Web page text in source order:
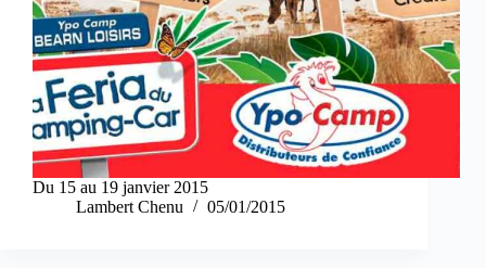
Du 15 au 19 janvier 2015
Lambert Chenu
05/01/2015